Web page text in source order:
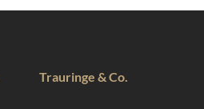
Trauringe & Co.